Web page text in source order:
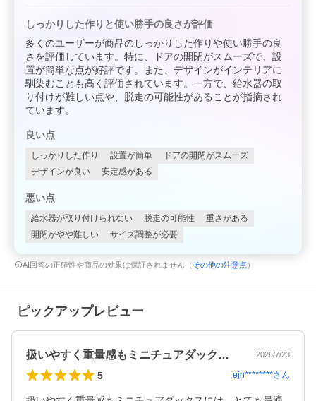
しっかりした作りと使い勝手の良さが評価
多くのユーザーが商品のしっかりした作りや使い勝手の良
さを評価しています。特に、ドアの開閉がスムーズで、設
置が簡単な点が好評です。また、デザインがインテリアに
馴染むことも高く評価されています。一方で、給水器の取
り付けが難しい点や、脱走の可能性があることが指摘され
ています。
良い点
しっかりした作り 設置が簡単
ドアの開閉がスムーズ
デザインが良い
安定感がある
悪い点
給水器が取り付けられない 脱走の可能性
重さがある
開閉がやや難しい
サイズ調整が必要
AI回答の正確性や商品の効果は保証されません（ その他の注意点 ）
ピックアップレビュー
扱いやすく重量感もミニチュアダックスに… 2026/7/23
5 ejn********さん